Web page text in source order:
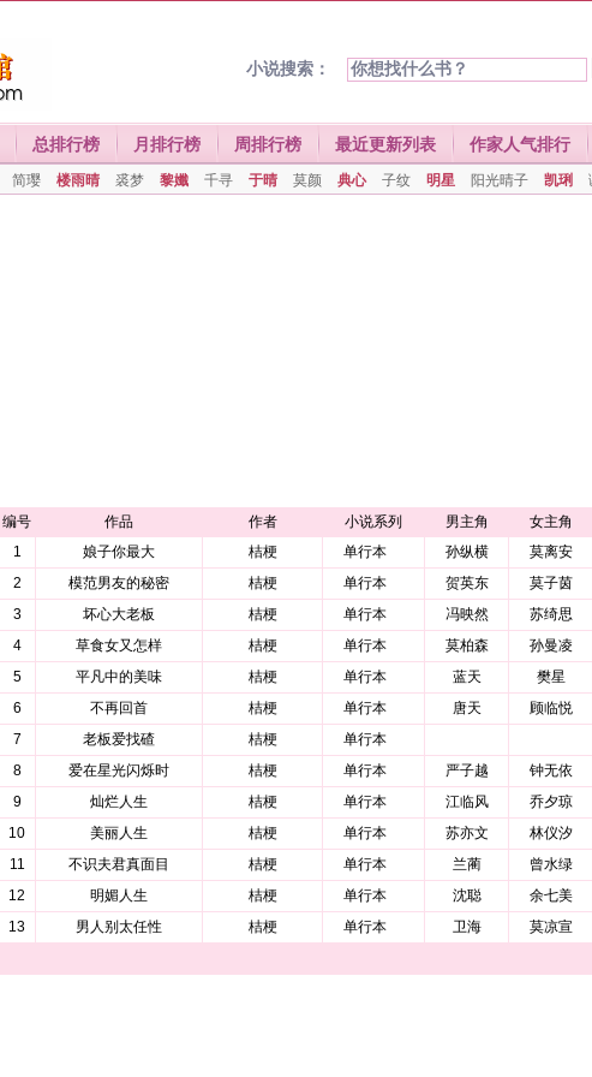
小说搜索：
总排行榜 月排行榜 周排行榜 最近更新列表 作家人气排行
简璎 楼雨晴 裘梦 黎孅 千寻 于晴 莫颜 典心 子纹 明星 阳光晴子 凯琍
编号 作品 作者 小说系列 男主角 女主角
1
娘子你最大 桔梗 单行本 孙纵横 莫离安
2
模范男友的秘密 桔梗 单行本 贺英东 莫子茵
3
坏心大老板 桔梗 单行本 冯映然 苏绮思
4
草食女又怎样 桔梗 单行本 莫柏森 孙曼凌
5
平凡中的美味 桔梗 单行本 蓝天 樊星
6
不再回首 桔梗 单行本 唐天 顾临悦
7
老板爱找碴 桔梗
单行本
8
爱在星光闪烁时 桔梗 单行本 严子越 钟无依
9
灿烂人生 桔梗 单行本 江临风 乔夕琼
10
美丽人生 桔梗 单行本 苏亦文 林仪汐
11
不识夫君真面目 桔梗 单行本 兰蔺 曾水绿
12
明媚人生 桔梗 单行本 沈聪 余七美
13
男人别太任性 桔梗 单行本 卫海 莫凉宣